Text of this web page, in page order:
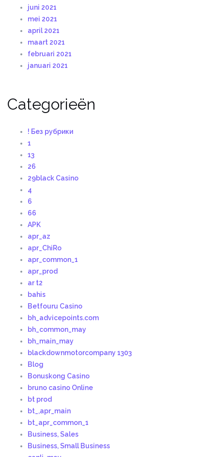
juni 2021
mei 2021
april 2021
maart 2021
februari 2021
januari 2021
Categorieën
! Без рубрики
1
13
26
29black Casino
4
6
66
APK
apr_az
apr_ChiRo
apr_common_1
apr_prod
ar t2
bahis
Betfouru Casino
bh_advicepoints.com
bh_common_may
bh_main_may
blackdownmotorcompany 1303
Blog
Bonuskong Casino
bruno casino Online
bt prod
bt_,apr_main
bt_apr_common_1
Business, Sales
Business, Small Business